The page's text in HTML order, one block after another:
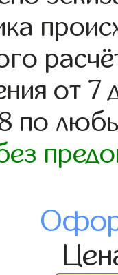
от 7
по